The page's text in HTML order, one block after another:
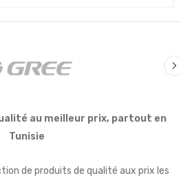
au meilleur prix, partout en
Tunisie
de produits de qualité aux prix les